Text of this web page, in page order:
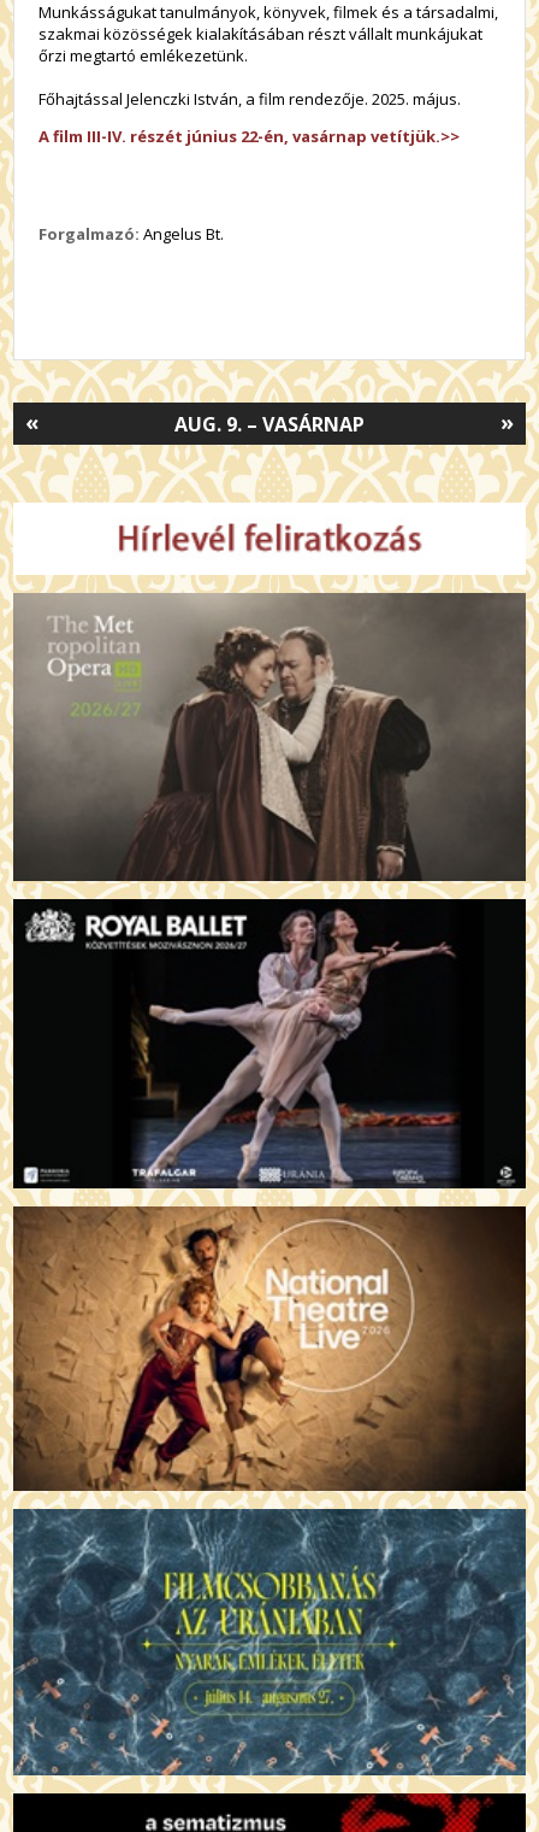
Munkásságukat tanulmányok, könyvek, filmek és a társadalmi,
szakmai közösségek kialakításában részt vállalt munkájukat
őrzi megtartó emlékezetünk.
Főhajtással Jelenczki István, a film rendezője. 2025. május.
A film III-IV. részét június 22-én, vasárnap vetítjük.>>
Forgalmazó: Angelus Bt.
»
AUG. 9. – VASÁRNAP
«